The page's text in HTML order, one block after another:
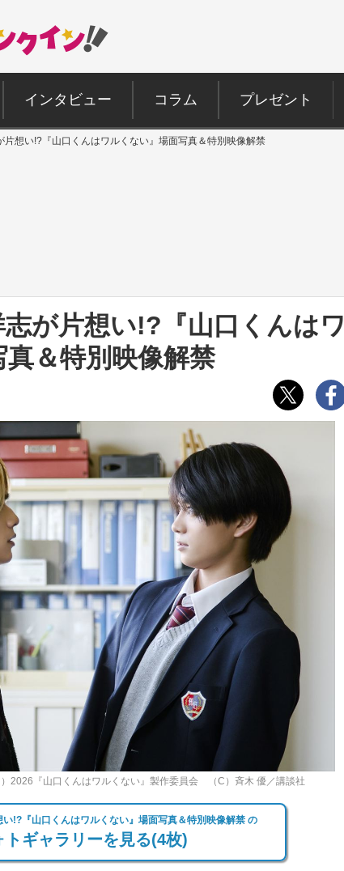
インタビュー コラム プレゼント
片想い!?『山口くんはワルくない』場面写真＆特別映像解禁
が片想い!?『山口くんはワ
＆特別映像解禁
2026『山口くんはワルくない』製作委員会 （C）斉木 優／講談社
!?『山口くんはワルくない』場面写真＆特別映像解禁 の
トギャラリーを見る(4枚)